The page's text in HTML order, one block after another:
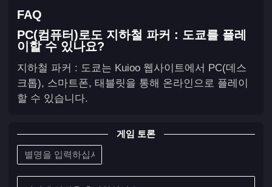
FAQ
PC(컴퓨터)로도 지하철 파커 : 도쿄를 플레
이할 수 있나요?
지하철 파커 : 도쿄는 Kuioo 웹사이트에서 PC(데스
크톱), 스마트폰, 태블릿을 통해 온라인으로 플레이
할 수 있습니다.
게임 토론